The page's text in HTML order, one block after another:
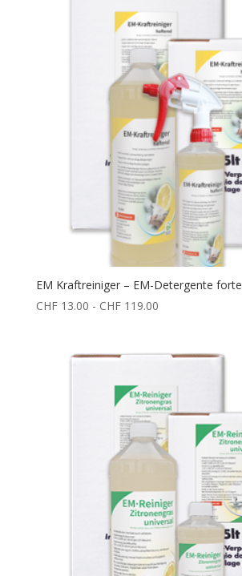
a
CHF 130.50
EM Kraftreiniger – EM-Detergente forte
CHF13.00 - CHF119.00Fascia
da
a
CHF 119.00